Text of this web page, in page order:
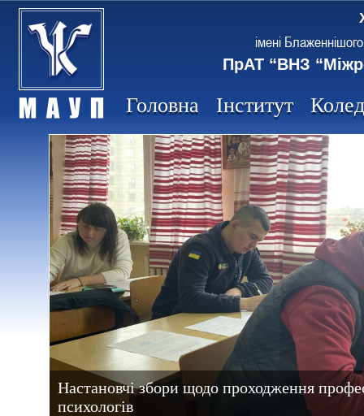
імені
ПрАТ “ВНЗ
Головна Інститут
Настановчі збори щодо проходження
психологів